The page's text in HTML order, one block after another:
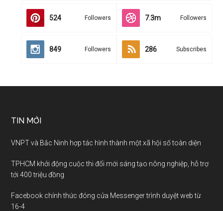
524 Followers 7.3m Followers
849 Followers 286 Subscribes
TIN MỚI
VNPT và Bắc Ninh hợp tác hình thành một xã hội số toàn diện
TPHCM khởi động cuộc thi đổi mới sáng tạo nông nghiệp, hỗ trợ
tới 400 triệu đồng
Facebook chính thức đóng cửa Messenger trình duyệt web từ
16-4